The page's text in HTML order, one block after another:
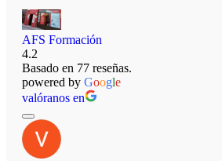
AFS Formación
4.2
Basado en 77 reseñas.
powered by Google
valóranos en